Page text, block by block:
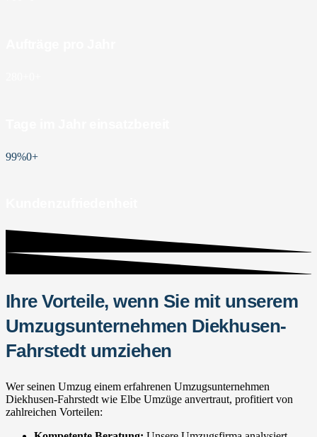
99%0+
Ihre Vorteile, wenn Sie mit unserem
Umzugsunternehmen Diekhusen-
Fahrstedt umziehen
Wer seinen Umzug einem erfahrenen Umzugsunternehmen
Diekhusen-Fahrstedt wie Elbe Umzüge anvertraut, profitiert von
zahlreichen Vorteilen: